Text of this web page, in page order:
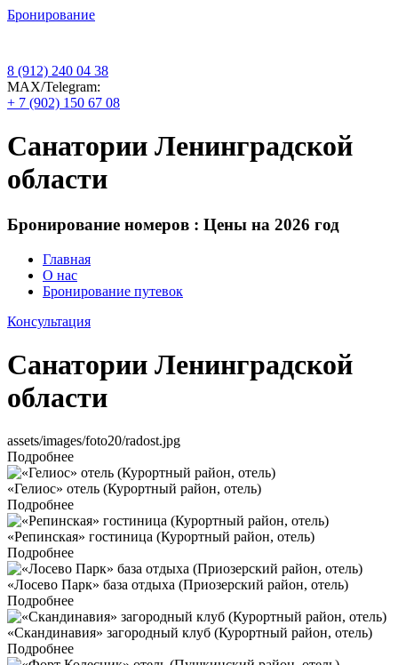
Бронирование
8 (912) 240 04 38
МАХ/Telegram:
+ 7 (902) 150 67 08
Санатории Ленинградской
области
Бронирование номеров : Цены на 2026 год
Главная
О нас
Бронирование путевок
Консультация
Санатории Ленинградской
области
assets/images/foto20/radost.jpg
Подробнее
«Гелиос» отель (Курортный район, отель)
Подробнее
«Репинская» гостиница (Курортный район, отель)
Подробнее
«Лосево Парк» база отдыха (Приозерский район, отель)
Подробнее
«Скандинавия» загородный клуб (Курортный район, отель)
Подробнее